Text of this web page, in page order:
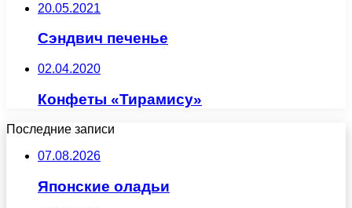
20.05.2021
Сэндвич печенье
02.04.2020
Конфеты «Тирамису»
Последние записи
07.08.2026
Японские оладьи